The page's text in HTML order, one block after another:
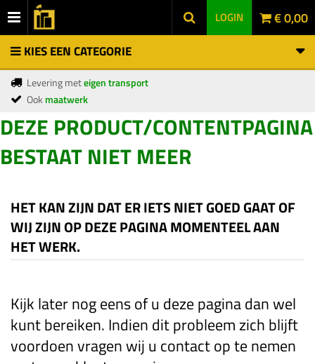
LOGIN € 0,00
KIES EEN CATEGORIE
Levering meteigen transport
Ookmaatwerk
DEZE PRODUCT/CONTENTPAGINA
BESTAAT NIET MEER
HET KAN ZIJN DAT ER IETS NIET GOED GAAT OF
WIJ ZIJN OP DEZE PAGINA MOMENTEEL AAN
HET WERK.
Kijk later nog eens of u deze pagina dan wel
kunt bereiken. Indien dit probleem zich blijft
voordoen vragen wij u contact op te nemen